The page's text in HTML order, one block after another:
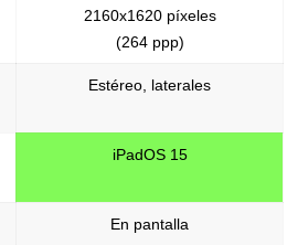
2160x1620 píxeles
(264 ppp)
Estéreo, laterales
iPadOS 15
En pantalla